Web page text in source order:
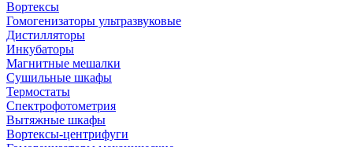
Вортексы
Гомогенизаторы ультразвуковые
Дистилляторы
Инкубаторы
Магнитные мешалки
Сушильные шкафы
Термостаты
Спектрофотометрия
Вытяжные шкафы
Вортексы-центрифуги